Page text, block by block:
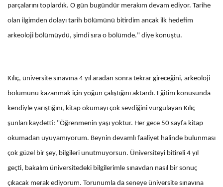
parçalarını toplardık. O gün bugündür merakım devam ediyor. Tarihe
olan ilgimden dolayı tarih bölümünü bitirdim ancak ilk hedefim
arkeoloji bölümüydü, şimdi sıra o bölümde." diye konuştu.
Kılıç, üniversite sınavına 4 yıl aradan sonra tekrar gireceğini, arkeoloji
bölümünü kazanmak için yoğun çalıştığını aktardı. Eğitim konusunda
kendiyle yarıştığını, kitap okumayı çok sevdiğini vurgulayan Kılıç
şunları kaydetti: "Öğrenmenin yaşı yoktur. Her gece 50 sayfa kitap
okumadan uyuyamıyorum. Beynin devamlı faaliyet halinde bulunması
çok güzel bir şey, bilgileri unutmuyorsun. Üniversiteyi bitireli 4 yıl
geçti, bakalım üniversitedeki bilgilerimle sınavdan nasıl bir sonuç
çıkacak merak ediyorum. Torunumla da seneye üniversite sınavına